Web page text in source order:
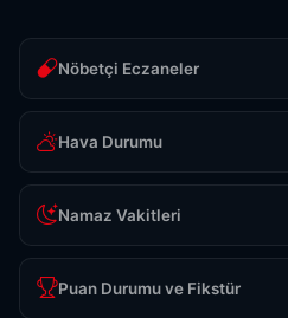
Nöbetçi Eczaneler
Hava Durumu
Namaz Vakitleri
Puan Durumu ve Fikstür